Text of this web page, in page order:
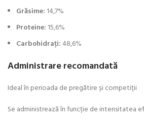
Grăsime: 14,7%
Proteine: 15,6%
Carbohidrați: 48,6%
Administrare recomandată
Ideal în perioada de pregătire și competiții
Se administrează în funcție de intensitatea